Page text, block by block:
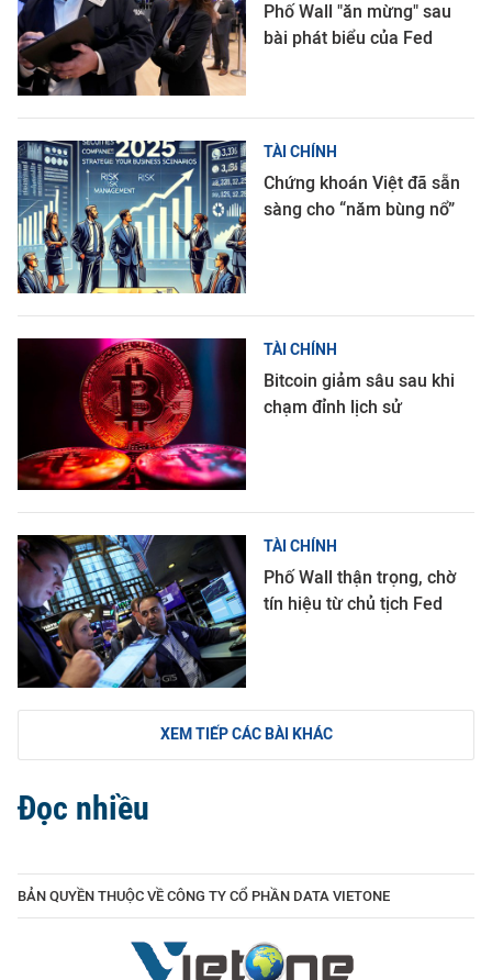
Phố Wall "ăn mừng" sau
bài phát biểu của Fed
TÀI CHÍNH
Chứng khoán Việt đã sẵn
sàng cho “năm bùng nổ”
TÀI CHÍNH
Bitcoin giảm sâu sau khi
chạm đỉnh lịch sử
TÀI CHÍNH
Phố Wall thận trọng, chờ
tín hiệu từ chủ tịch Fed
XEM TIẾP CÁC BÀI KHÁC
Đọc nhiều
BẢN QUYỀN THUỘC VỀ CÔNG TY CỔ PHẦN DATA VIETONE